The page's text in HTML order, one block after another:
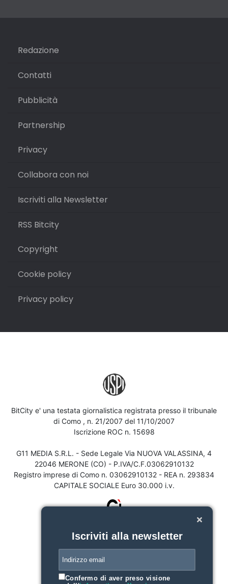
Redazione
Contatti
Pubblicità
Partnership
Privacy
Collabora con noi
Iscriviti alla Newsletter
RSS Bitcity
Copyright
Cookie policy
Privacy policy
BitCity e' una testata giornalistica registrata presso il tribunale
di Como , n. 21/2007 del 11/10/2007
Iscrizione ROC n. 15698
G11 MEDIA S.R.L. - Sede Legale Via NUOVA VALASSINA, 4
22046 MERONE (CO) - P.IVA/C.F.03062910132
Registro imprese di Como n. 03062910132 - REA n. 293834
CAPITALE SOCIALE Euro 30.000 i.v.
Iscriviti alla newsletter
Confermo di aver preso visione